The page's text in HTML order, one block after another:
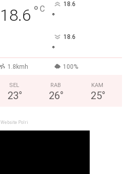
18.6 ° C 18.6
°
18.6
°
1.8kmh 100%
SEL
23°
RAB
26°
KAM
25°
Website Polri